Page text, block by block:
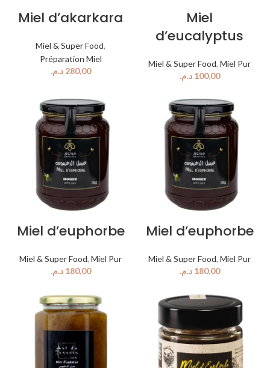
Miel d’akarkara
Miel & Super Food,
Préparation Miel
د.م.
Miel
d’eucalyptus
Miel & Super Food, Miel Pur
د.م.
Miel d’euphorbe
Miel & Super Food, Miel Pur
د.م.
Miel d’euphorbe
Miel & Super Food, Miel Pur
د.م.